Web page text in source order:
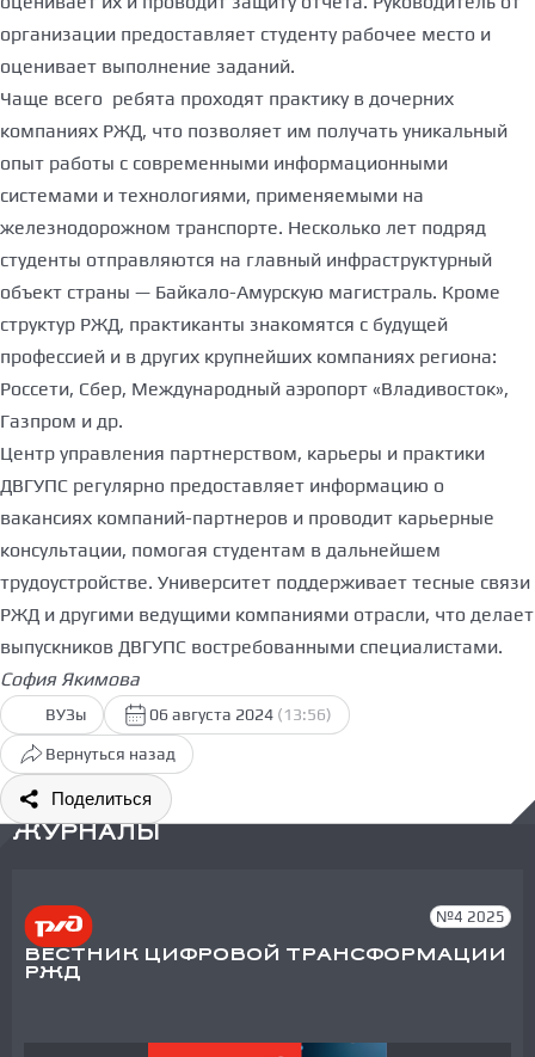
организации предоставляет студенту рабочее место и
оценивает выполнение заданий.
Чаще всего ребята проходят практику в дочерних
компаниях РЖД, что позволяет им получать уникальный
опыт работы с современными информационными
системами и технологиями, применяемыми на
железнодорожном транспорте. Несколько лет подряд
студенты отправляются на главный инфраструктурный
объект страны — Байкало-Амурскую магистраль. Кроме
структур РЖД, практиканты знакомятся с будущей
профессией и в других крупнейших компаниях региона:
Россети, Сбер, Международный аэропорт «Владивосток»,
Газпром и др.
Центр управления партнерством, карьеры и практики
ДВГУПС регулярно предоставляет информацию о
вакансиях компаний-партнеров и проводит карьерные
консультации, помогая студентам в дальнейшем
трудоустройстве. Университет поддерживает тесные связи
РЖД и другими ведущими компаниями отрасли, что делает
выпускников ДВГУПС востребованными специалистами.
София Якимова
ВУЗы 06 августа 2024 (13:56)
Вернуться назад
Поделиться
ЖУРНАЛЫ
№4 2025
ВЕСТНИК ЦИФРОВОЙ ТРАНСФОРМАЦИИ
РЖД